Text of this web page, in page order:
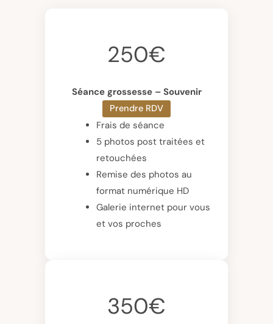
250€
Séance grossesse – Souvenir
Prendre RDV
Frais de séance
5 photos post traitées et
retouchées
Remise des photos au
format numérique HD
Galerie internet pour vous
et vos proches
350€